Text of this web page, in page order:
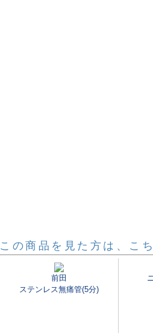
この商品を見た方は、こ
前田
ステンレス無痛管(5分)